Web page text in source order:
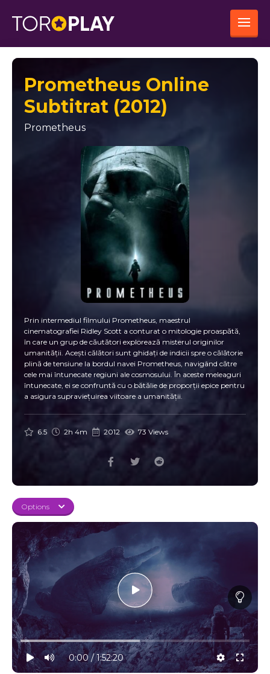
Prometheus Online
Subtitrat (2012)
Prometheus
Prin intermediul filmului Prometheus, maestrul
cinematografiei Ridley Scott a conturat o mitologie proaspătă,
în care un grup de căutători explorează misterul originilor
umanității. Acești călători sunt ghidați de indicii spre o călătorie
plină de tensiune la bordul navei Prometheus, navigând către
cele mai întunecate regiuni ale cosmosului. În aceste meleaguri
întunecate, ei se confruntă cu o bătălie de proporții epice pentru
a asigura supraviețuirea viitoare a umanității.
6.5 2h 4m 2012 73 Views
Options
10% progress
play volume
0:00 / 1:52:20 settings
full